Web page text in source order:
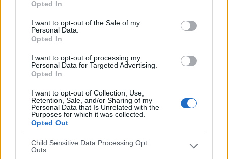
Opted In
I want to opt-out of the Sale of my
Personal Data.
Opted In
I want to opt-out of processing my
Personal Data for Targeted Advertising.
Opted In
I want to opt-out of Collection, Use,
Retention, Sale, and/or Sharing of my
Personal Data that Is Unrelated with the
Purposes for which it was collected.
Opted Out
Child Sensitive Data Processing Opt
Outs
1
4
Total equipos
Ranking equipos por nº de partidos
Australia
Irán
1 (33,33%)
China Taipéi
1 (33,33%)